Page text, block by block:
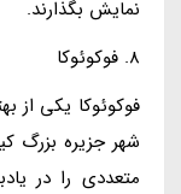
نمایش بگذارند.
8. فوکوئوکا
فوکوئوکا یکی از
شهر جزیره بزرگ
متعددی را در